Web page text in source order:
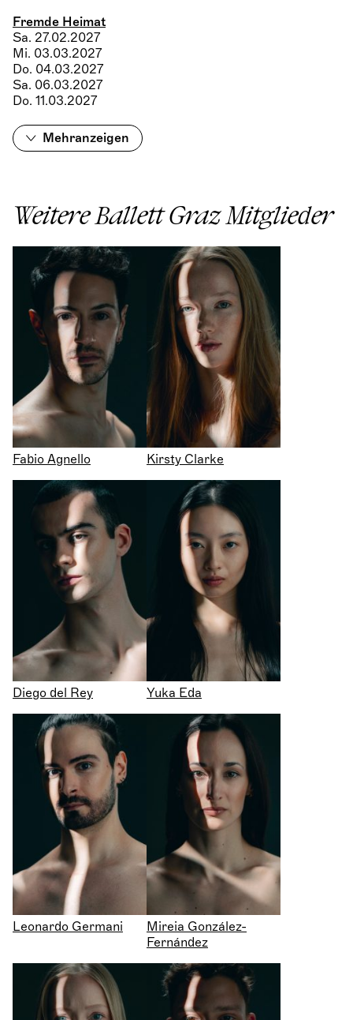
Fremde Heimat
Sa. 27.02.2027
Mi. 03.03.2027
Do. 04.03.2027
Sa. 06.03.2027
Do. 11.03.2027
Mehranzeigen
Weitere Ballett Graz Mitglieder
Fabio Agnello Kirsty Clarke
Diego del Rey Yuka Eda
Leonardo Germani
Mireia González-
Fernández